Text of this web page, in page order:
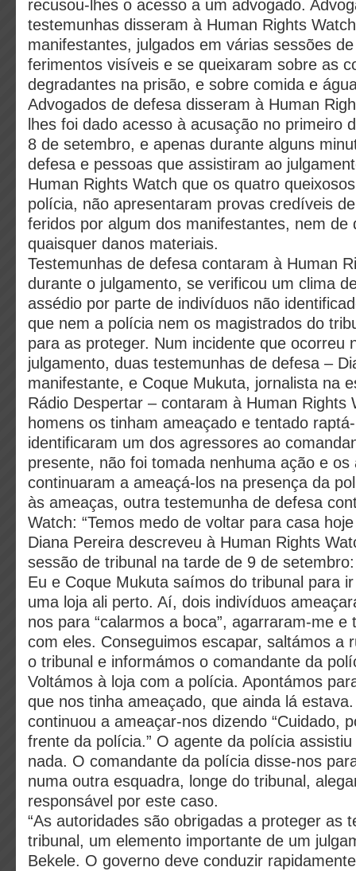
recusou-lhes o acesso a um advogado.
testemunhas disseram à Human Rights
manifestantes, julgados em várias sessões
ferimentos visíveis e se queixaram sobre as
degradantes na prisão, e sobre comida e
Advogados de defesa disseram à Human
lhes foi dado acesso à acusação no primeiro
8 de setembro, e apenas durante alguns
defesa e pessoas que assistiram ao
Human Rights Watch que os quatro
polícia, não apresentaram provas credíveis
feridos por algum dos manifestantes, nem de
quaisquer danos materiais.
Testemunhas de defesa contaram à Human
durante o julgamento, se verificou um clima
assédio por parte de indivíduos não
que nem a polícia nem os magistrados do
para as proteger. Num incidente que ocorreu
julgamento, duas testemunhas de defesa –
manifestante, e Coque Mukuta, jornalista na
Rádio Despertar – contaram à Human Rights
homens os tinham ameaçado e tentado
identificaram um dos agressores ao
presente, não foi tomada nenhuma ação e os
continuaram a ameaçá-los na presença da
às ameaças, outra testemunha de defesa
Watch: “Temos medo de voltar para casa
Diana Pereira descreveu à Human Rights
sessão de tribunal na tarde de 9 de setembro:
Eu e Coque Mukuta saímos do tribunal para
uma loja ali perto. Aí, dois indivíduos
nos para “calarmos a boca”, agarraram-me e
com eles. Conseguimos escapar, saltámos a
o tribunal e informámos o comandante da
Voltámos à loja com a polícia. Apontámos
que nos tinha ameaçado, que ainda lá
continuou a ameaçar-nos dizendo “Cuidado,
frente da polícia.” O agente da polícia
nada. O comandante da polícia disse-nos
numa outra esquadra, longe do tribunal,
responsável por este caso.
“As autoridades são obrigadas a proteger as
tribunal, um elemento importante de um
Bekele. O governo deve conduzir